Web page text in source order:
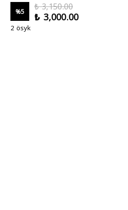
%5
₺ 3,150.00
₺ 3,000.00
2 ösyk